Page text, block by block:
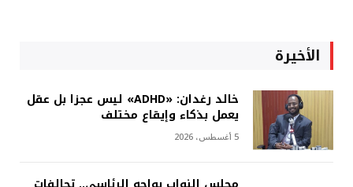
الأخيرة
خالد رغدان: «ADHD» ليس عجزا بل عقل
يعمل بذكاء وإيقاع مختلف
5 أغسطس، 2026